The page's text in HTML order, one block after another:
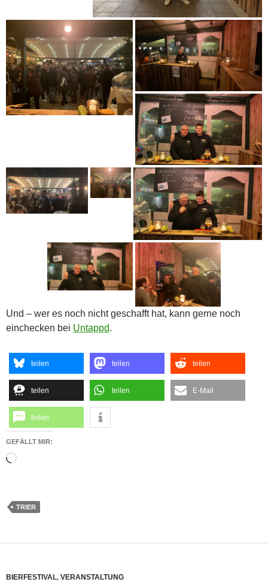
Und – wer es noch nicht geschafft hat, kann gerne noch
einchecken bei Untappd.
teilen teilen teilen
teilen teilen E-Mail
teilen
GEFÄLLT MIR:
Wird
TRIER
BIERFESTIVAL, VERANSTALTUNG